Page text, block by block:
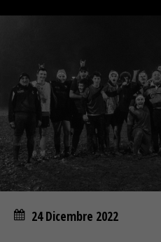
24 Dicembre 2022